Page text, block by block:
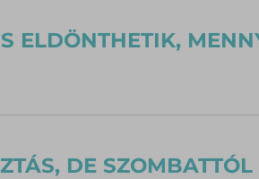
ELDÖNTHETIK,
DE SZOMBATTÓL